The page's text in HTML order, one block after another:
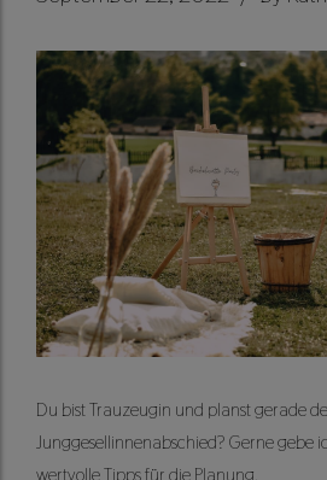
Du bist Trauzeugin und planst gerade
Junggesellinnenabschied? Gerne gebe
wertvolle Tipps für die Planung.